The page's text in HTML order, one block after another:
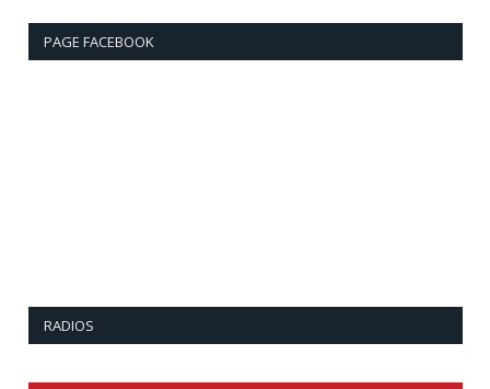
PAGE FACEBOOK
RADIOS